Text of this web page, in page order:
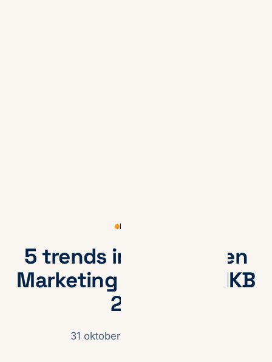
KENNIS
5 trends in Data Driven
Marketing voor het MKB
2022
31 oktober 2022